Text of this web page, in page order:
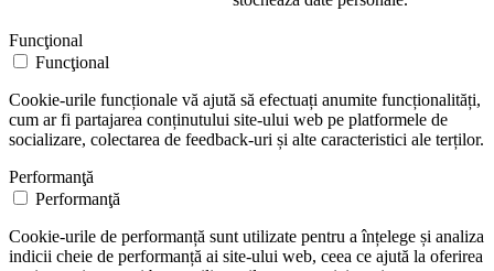
Funcţional
Funcţional
Cookie-urile funcționale vă ajută să efectuați anumite funcționalități,
cum ar fi partajarea conținutului site-ului web pe platformele de
socializare, colectarea de feedback-uri și alte caracteristici ale terților.
Performanţă
Performanţă
Cookie-urile de performanță sunt utilizate pentru a înțelege și analiza
indicii cheie de performanță ai site-ului web, ceea ce ajută la oferirea